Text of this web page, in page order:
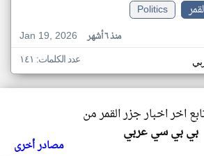
Politics
Jan 19, 2026
منذ ٦ أشهر
عدد الكلمات: ١٤١
اخر اخبار جزر القمر من
بي بي سي عربي
مصادر أخرى